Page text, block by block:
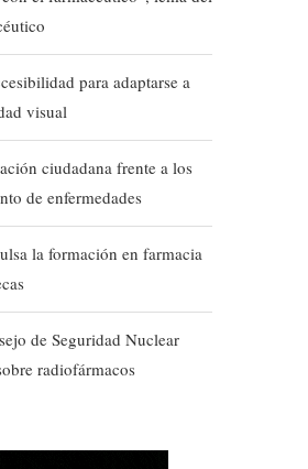
para adaptarse a
visual
ciudadana frente a los
de enfermedades
la formación en farmacia
de Seguridad Nuclear
radiofármacos